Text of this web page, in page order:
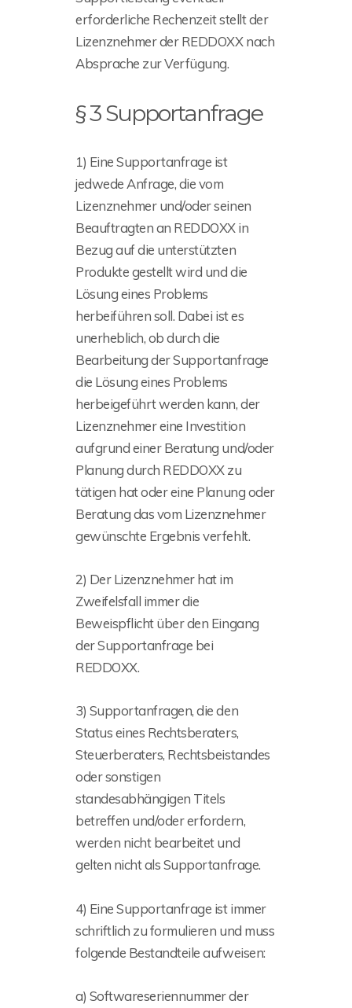
erforderliche Rechenzeit stellt der
Lizenznehmer der REDDOXX nach
Absprache zur Verfügung.
§ 3 Supportanfrage
1) Eine Supportanfrage ist
jedwede Anfrage, die vom
Lizenznehmer und/oder seinen
Beauftragten an REDDOXX in
Bezug auf die unterstützten
Produkte gestellt wird und die
Lösung eines Problems
herbeiführen soll. Dabei ist es
unerheblich, ob durch die
Bearbeitung der Supportanfrage
die Lösung eines Problems
herbeigeführt werden kann, der
Lizenznehmer eine Investition
aufgrund einer Beratung und/oder
Planung durch REDDOXX zu
tätigen hat oder eine Planung oder
Beratung das vom Lizenznehmer
gewünschte Ergebnis verfehlt.
2) Der Lizenznehmer hat im
Zweifelsfall immer die
Beweispflicht über den Eingang
der Supportanfrage bei
REDDOXX.
3) Supportanfragen, die den
Status eines Rechtsberaters,
Steuerberaters, Rechtsbeistandes
oder sonstigen
standesabhängigen Titels
betreffen und/oder erfordern,
werden nicht bearbeitet und
gelten nicht als Supportanfrage.
4) Eine Supportanfrage ist immer
schriftlich zu formulieren und muss
folgende Bestandteile aufweisen:
a) Softwareseriennummer der